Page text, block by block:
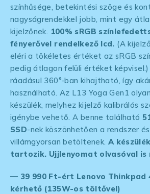
színhűsége, betekintési szöge és
nagyságrendekkel jobb, mint egy
kijelzőnek. 100% sRGB
fényerővel rendelkező lcd. (A
eléri a tökéletes értéket az sRGB
pedig átlagon felüli értéket képvisel.)
ráadásul 360°-ban kihajtható, így
használható. Az L13 Yoga Gen1
készülék, melyhez kijelző kalibrálós
igénybe vehető. A benne található
SSD-nek köszönhetően a rendszer
villámgyorsan betöltenek. A
tartozik. Ujjlenyomat olvasóval is
— 39 990 Ft-ért Lenovo Thinkpad
kérhető (135W-os töltővel)